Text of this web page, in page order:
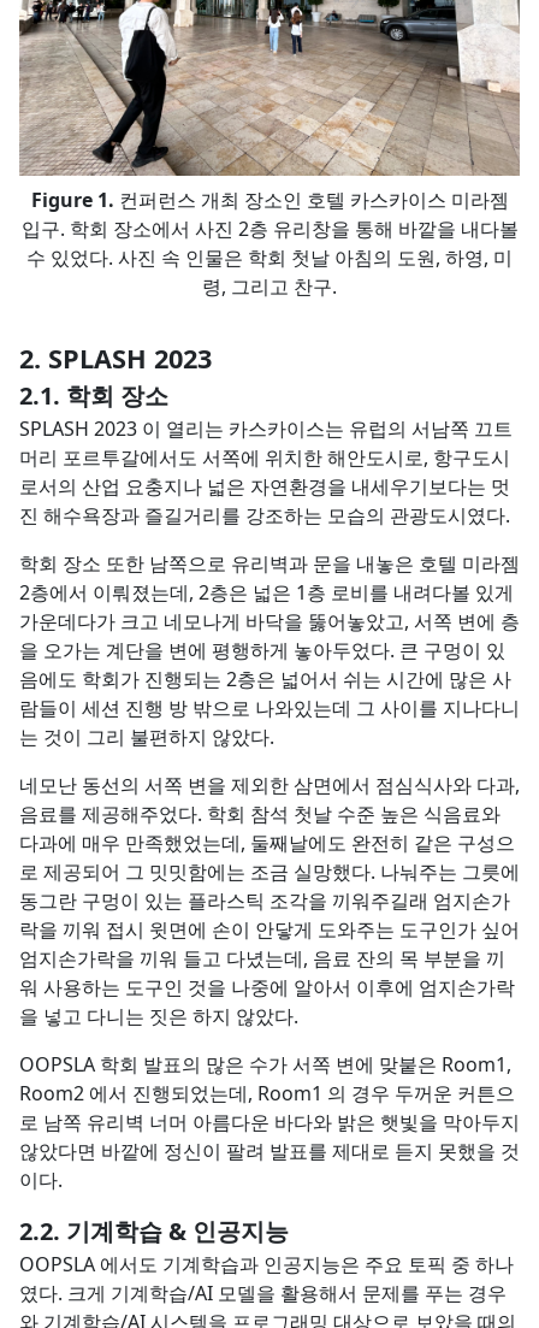
컨퍼런스 개최 장소인 호텔 카스카이스 미라젬
입구. 학회 장소에서 사진 2층 유리창을 통해 바깥을 내다볼
수 있었다. 사진 속 인물은 학회 첫날 아침의 도원, 하영, 미
령, 그리고 찬구.
SPLASH 2023
학회 장소
SPLASH 2023 이 열리는 카스카이스는 유럽의 서남쪽 끄트
머리 포르투갈에서도 서쪽에 위치한 해안도시로, 항구도시
로서의 산업 요충지나 넓은 자연환경을 내세우기보다는 멋
진 해수욕장과 즐길거리를 강조하는 모습의 관광도시였다.
학회 장소 또한 남쪽으로 유리벽과 문을 내놓은 호텔 미라젬
2층에서 이뤄졌는데, 2층은 넓은 1층 로비를 내려다볼 있게
가운데다가 크고 네모나게 바닥을 뚫어놓았고, 서쪽 변에 층
을 오가는 계단을 변에 평행하게 놓아두었다. 큰 구멍이 있
음에도 학회가 진행되는 2층은 넓어서 쉬는 시간에 많은 사
람들이 세션 진행 방 밖으로 나와있는데 그 사이를 지나다니
는 것이 그리 불편하지 않았다.
네모난 동선의 서쪽 변을 제외한 삼면에서 점심식사와 다과,
음료를 제공해주었다. 학회 참석 첫날 수준 높은 식음료와
다과에 매우 만족했었는데, 둘째날에도 완전히 같은 구성으
로 제공되어 그 밋밋함에는 조금 실망했다. 나눠주는 그릇에
동그란 구멍이 있는 플라스틱 조각을 끼워주길래 엄지손가
락을 끼워 접시 윗면에 손이 안닿게 도와주는 도구인가 싶어
엄지손가락을 끼워 들고 다녔는데, 음료 잔의 목 부분을 끼
워 사용하는 도구인 것을 나중에 알아서 이후에 엄지손가락
을 넣고 다니는 짓은 하지 않았다.
OOPSLA 학회 발표의 많은 수가 서쪽 변에 맞붙은 Room1,
Room2 에서 진행되었는데, Room1 의 경우 두꺼운 커튼으
로 남쪽 유리벽 너머 아름다운 바다와 밝은 햇빛을 막아두지
않았다면 바깥에 정신이 팔려 발표를 제대로 듣지 못했을 것
이다.
기계학습 & 인공지능
OOPSLA 에서도 기계학습과 인공지능은 주요 토픽 중 하나
였다. 크게 기계학습/AI 모델을 활용해서 문제를 푸는 경우
와 기계학습/AI 시스템을 프로그래밍 대상으로 보았을 때의